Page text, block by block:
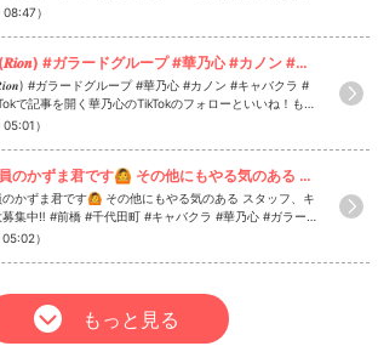
フォローといいね！もお願いします❤
08:47）
@莉音(𝑹𝒊𝒐𝒏) #ガラードグループ #華乃心 #カノン #キャバクラ #群馬
ノン #キャバクラ #
す❤）
新入社員のかずま君です🙆 その他にもやる気のある スタッフ、キャスト大募集中‼️ #前橋#千代田町#キャバクラ #華乃心#ガラードグループ
かずま君です🙆 その他にもやる気のある スタッフ、キ
#キャバクラ #華乃心 #ガラー
のフォローといい
）
もっと見る